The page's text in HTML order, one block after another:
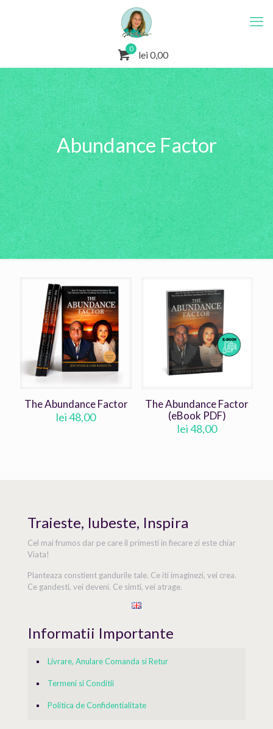
0
lei 0,00
Abundance Factor
The Abundance Factor
lei48,00
The Abundance Factor
(eBook PDF)
lei48,00
Traieste, Iubeste, Inspira
Cel mai frumos dar pe care il primesti in fiecare zi este chiar
Viata!
Planteaza constient gandurile tale. Ce iti imaginezi, vei crea.
Ce gandesti, vei deveni. Ce simti, vei atrage.
Informatii Importante
Livrare, Anulare Comanda si Retur
Termeni si Conditii
Politica de Confidentialitate